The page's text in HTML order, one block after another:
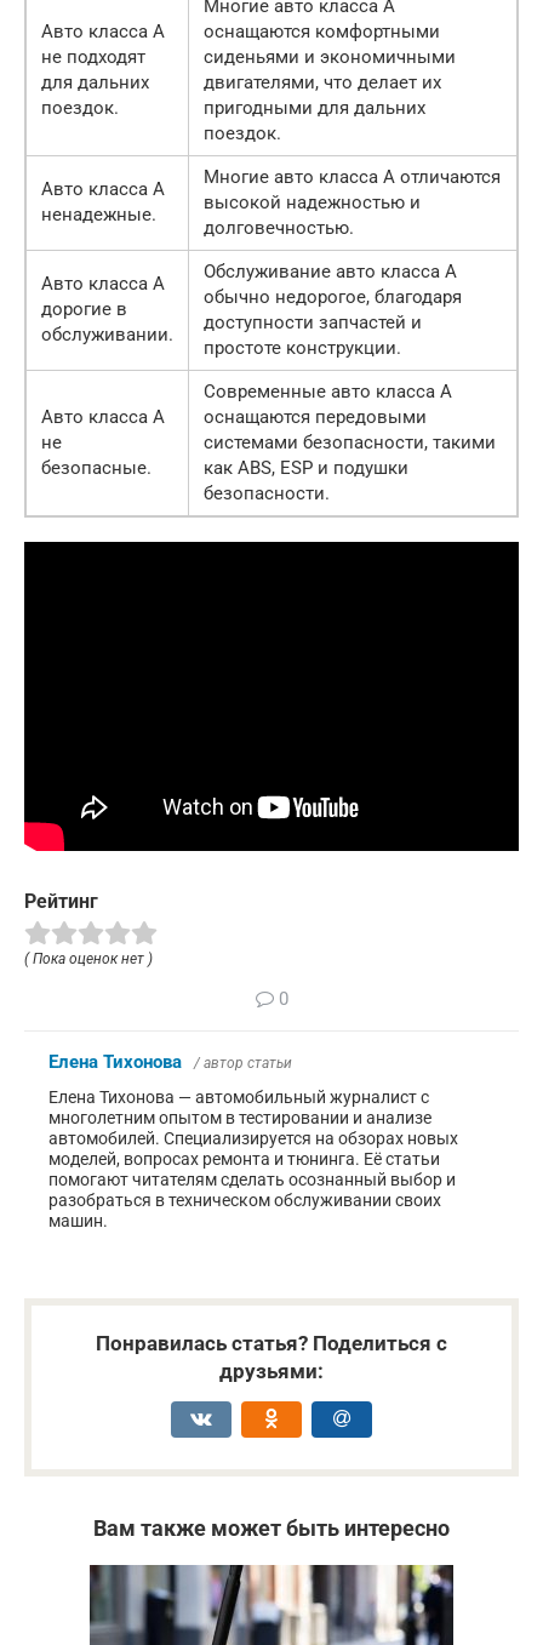
Авто класса А
не подходят
для дальних
поездок.
Многие авто класса А
оснащаются комфортными
сиденьями и экономичными
двигателями, что делает их
пригодными для дальних
поездок.
Авто класса А
ненадежные.
Многие авто класса А отличаются
высокой надежностью и
долговечностью.
Авто класса А
дорогие в
обслуживании.
Обслуживание авто класса А
обычно недорогое, благодаря
доступности запчастей и
простоте конструкции.
Авто класса А
не
безопасные.
Современные авто класса А
оснащаются передовыми
системами безопасности, такими
как ABS, ESP и подушки
безопасности.
Рейтинг
( Пока оценок нет )
0
Елена Тихонова / автор статьи
Елена Тихонова — автомобильный журналист с
многолетним опытом в тестировании и анализе
автомобилей. Специализируется на обзорах новых
моделей, вопросах ремонта и тюнинга. Её статьи
помогают читателям сделать осознанный выбор и
разобраться в техническом обслуживании своих
машин.
Понравилась статья? Поделиться с
друзьями:
Вам также может быть интересно